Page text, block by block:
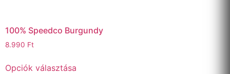
100% Speedco Burgundy
8.990 Ft
Opciók választása